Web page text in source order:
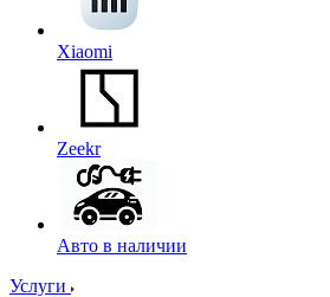
Xiaomi
Zeekr
Авто в наличии
Услуги